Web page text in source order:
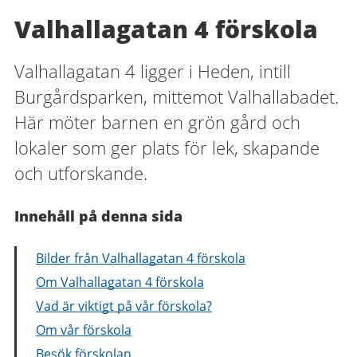
Valhallagatan 4 förskola
Valhallagatan 4 ligger i Heden, intill
Burgårdsparken, mittemot Valhallabadet.
Här möter barnen en grön gård och
lokaler som ger plats för lek, skapande
och utforskande.
Innehåll på denna sida
Bilder från Valhallagatan 4 förskola
Om Valhallagatan 4 förskola
Vad är viktigt på vår förskola?
Om vår förskola